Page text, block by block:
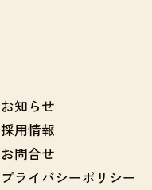
お知らせ
採用情報
お問合せ
プライバシーポリシー